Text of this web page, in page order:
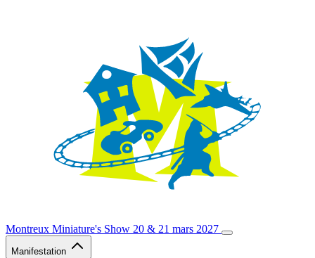
Montreux Miniature's Show 20 & 21 mars 2027
Manifestation